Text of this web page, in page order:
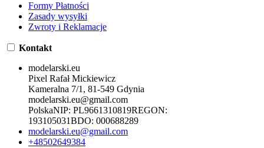
Formy Płatności
Zasady wysyłki
Zwroty i Reklamacje
Kontakt
modelarski.eu
Pixel Rafał Mickiewicz
Kameralna 7/1, 81-549 Gdynia
modelarski.eu@gmail.com
PolskaNIP: PL9661310819REGON:
193105031BDO: 000688289
modelarski.eu@gmail.com
+48502649384